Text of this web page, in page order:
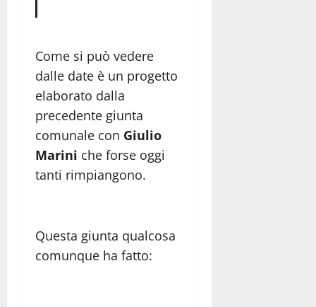
Come si può vedere
dalle date è un progetto
elaborato dalla
precedente giunta
comunale con Giulio
Marini che forse oggi
tanti rimpiangono.
Questa giunta qualcosa
comunque ha fatto: